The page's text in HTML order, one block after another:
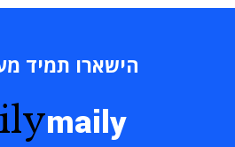
הישארו תמיד
maily